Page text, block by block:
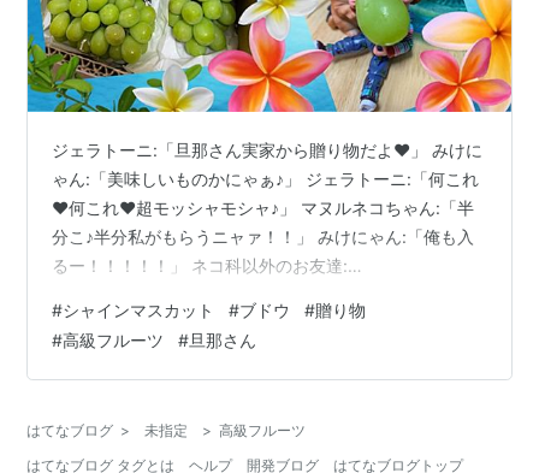
ジェラトーニ:「旦那さん実家から贈り物だよ❤️」 みけに
ゃん:「美味しいものかにゃぁ♪」 ジェラトーニ:「何これ
❤️何これ❤️超モッシャモシャ♪」 マヌルネコちゃん:「半
分こ♪半分私がもらうニャァ！！」 みけにゃん:「俺も入
るー！！！！！」 ネコ科以外のお友達:
る！僕だって全裸なのに！」 笑 ジェラトーニ:「わぁ❤️
大きなシャインマスカット3つ入ってるよ！！！！！」
マヌルネコちゃん:「美味しそうにゃぁぁぁぁ！」 ラーテ
甘いの好きだもんねラーテルさん♪」 マヌルネコちゃん:
「ラーテルち…
#シャインマスカット #ブドウ #贈り物
#高級フルーツ #旦那さん
はてなブログ > 未指定 > 高級フルーツ
はてなブログ タグとは
ヘルプ 開発ブログ はてなブログトップ